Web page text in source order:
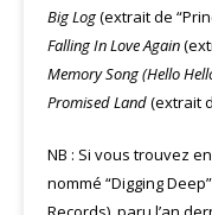
Big Log(extrait de
Falling In Love Again
Memory Song (Hello
Promised Land(extrait
NB : Si vous trouvez
nommé “Digging